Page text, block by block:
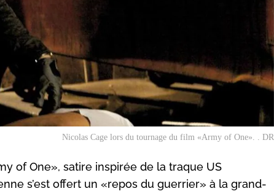
Nicolas Cage lors du tournage du film «Army of One». . DR
of One», satire inspirée de la traque US
s’est offert un «repos du guerrier» à la grand-